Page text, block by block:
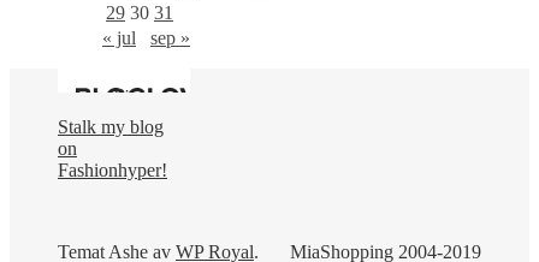
29 30 31
« jul
sep »
Stalk my blog
on
Fashionhyper!
MiaShopping 2004-2019
Temat Ashe av WP Royal.